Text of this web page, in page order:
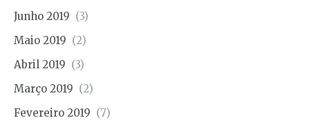
Junho 2019 (3)
Maio 2019 (2)
Abril 2019 (3)
Março 2019 (2)
Fevereiro 2019 (7)